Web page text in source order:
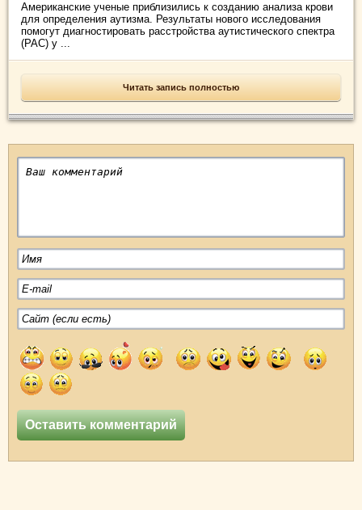
Американские ученые приблизились к созданию анализа крови
для определения аутизма. Результаты нового исследования
помогут диагностировать расстройства аутистического спектра
(РАС) у ...
Читать запись полностью